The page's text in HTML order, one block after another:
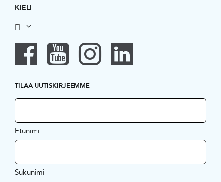
KIELI
FI
TILAA UUTISKIRJEEMME
Etunimi
Sukunimi